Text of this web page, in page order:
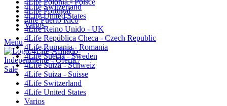
4Life Switzerland
4Life United States
Varios
Menu
4Life Polonia - Polsce
4Life Portugal
4life Puerto Rico
4Life Reino Unido - UK
4Life República Checa - Czech Republic
4Life Rumania - Romania
4Life Suecia - Sweden
4Life Suiza - Schweiz
4Life Suiza - Suisse
4Life Switzerland
4Life United States
Varios